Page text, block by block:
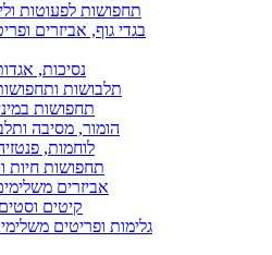
תחפושות לפעוטות
בגדי גוף, אביזרים
נסיכות,
תלבושות
תחפושות
הומור, מסיבה
לוחמות,
תחפושות חיות
אביזרים
קיטים
גלימות ופריטים